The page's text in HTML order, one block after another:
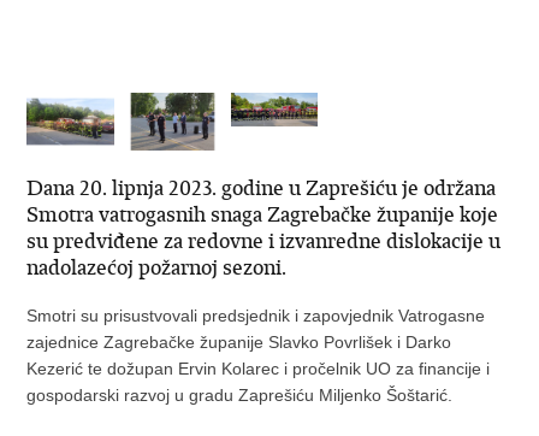
Dana 20. lipnja 2023. godine u Zaprešiću je održana
Smotra vatrogasnih snaga Zagrebačke županije koje
su predviđene za redovne i izvanredne dislokacije u
nadolazećoj požarnoj sezoni.
Smotri su prisustvovali predsjednik i zapovjednik Vatrogasne
zajednice Zagrebačke županije Slavko Povrlišek i Darko
Kezerić te dožupan Ervin Kolarec i pročelnik UO za financije i
gospodarski razvoj u gradu Zaprešiću Miljenko Šoštarić.